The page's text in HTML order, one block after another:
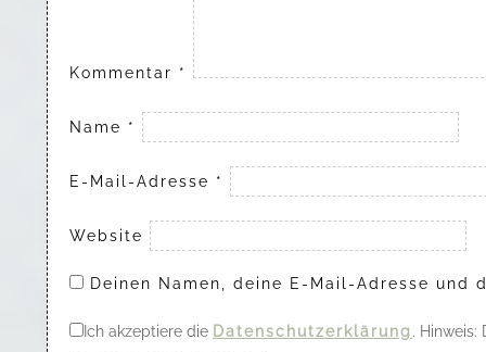
Kommentar *
Name *
E-Mail-Adresse *
Website
Deinen Namen, deine E-Mail-Adresse
Ich akzeptiere die Datenschutzerklärung .